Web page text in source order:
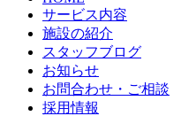
サービス内容
施設の紹介
スタッフブログ
お知らせ
お問合わせ・ご相談
採用情報